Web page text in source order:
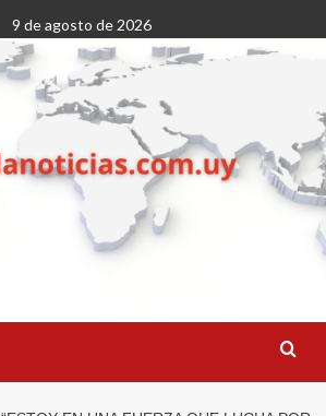
9 de agosto de 2026